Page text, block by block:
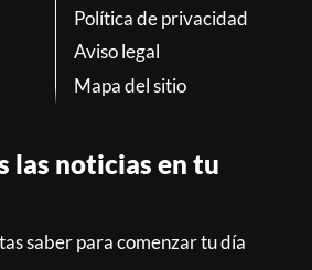
Política de privacidad
Aviso legal
Mapa del sitio
las noticias en tu
saber para comenzar tu día